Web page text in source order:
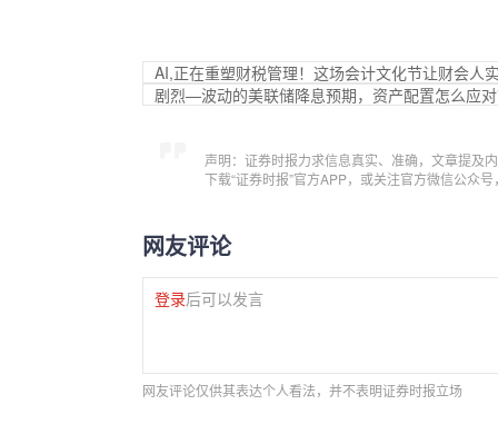
AI,正在重塑财税管理！这场会计文化节让财会人
剧烈—波动的美联储降息预期，资产配置怎么应
声明：证券时报力求信息真实、准确，文章提及
下载“证券时报”官方APP，或关注官方微信公众
网友评论
登录后可以发言
网友评论仅供其表达个人看法，并不表明证券时报立场